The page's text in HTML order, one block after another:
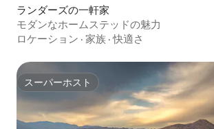
ランダーズの一軒家
モダンなホームステッドの魅力
ロケーション · 家族 ·快適さ
スーパーホスト
スーパーホスト